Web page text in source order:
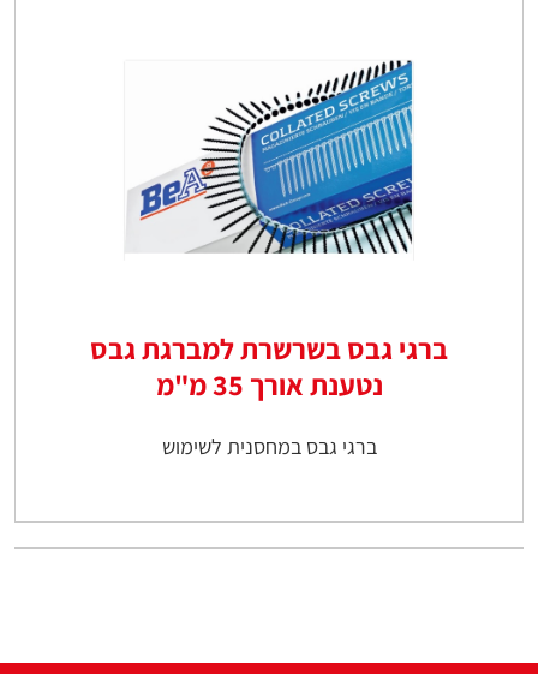
ברגי גבס בשרשרת למברגת גבס
נטענת אורך 35 מ"מ
ברגי גבס במחסנית לשימוש